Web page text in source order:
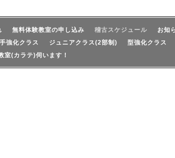
無料体験教室の申し込み 稽古スケジュール お知
強化クラス ジュニアクラス(2部制) 型強化クラス
室(カラテ)伺います！